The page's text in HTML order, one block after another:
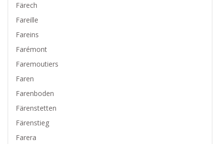
Färech
Fareille
Fareins
Farémont
Faremoutiers
Faren
Farenboden
Färenstetten
Färenstieg
Farera